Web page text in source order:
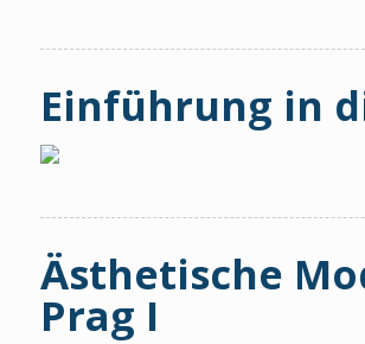
Einführung in
Ästhetische
Prag I